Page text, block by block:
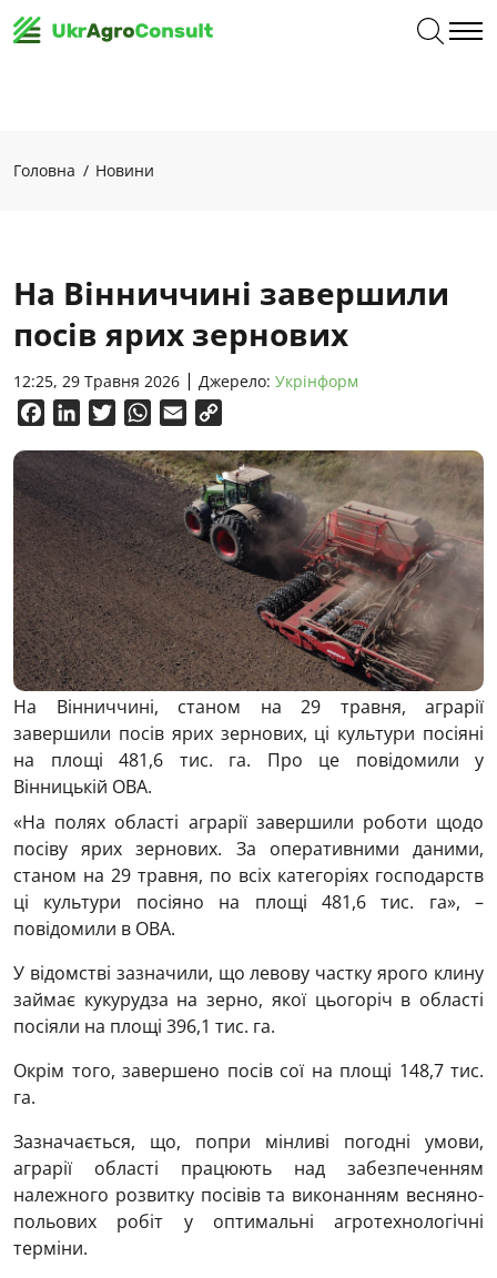
Головна Новини
На Вінниччині завершили
посів ярих зернових
12:25, 29 Травня 2026 Джерело: Укрінформ
FacebookLinkedInTwitterWhatsApp
Email
На Вінниччині, станом на 29 травня, аграрії
завершили посів ярих зернових, ці культури посіяні
на площі 481,6 тис. га. Про це повідомили у
Вінницькій ОВА.
«На полях області аграрії завершили роботи щодо
посіву ярих зернових. За оперативними даними,
станом на 29 травня, по всіх категоріях господарств
ці культури посіяно на площі 481,6 тис. га», –
повідомили в ОВА.
У відомстві зазначили, що левову частку ярого клину
займає кукурудза на зерно, якої цьогоріч в області
посіяли на площі 396,1 тис. га.
Окрім того, завершено посів сої на площі 148,7 тис.
га.
Зазначається, що, попри мінливі погодні умови,
аграрії області працюють над забезпеченням
належного розвитку посівів та виконанням весняно-
польових робіт у оптимальні агротехнологічні
терміни.